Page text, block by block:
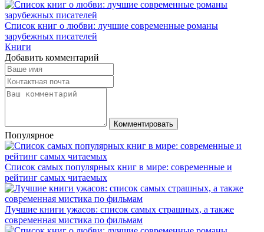
Список книг о любви: лучшие современные романы
зарубежных писателей
Книги
Добавить комментарий
Комментировать
Популярное
Список самых популярных книг в мире: современные и
рейтинг самых читаемых
Лучшие книги ужасов: список самых страшных, а также
современная мистика по фильмам